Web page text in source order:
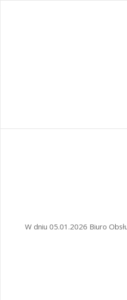
W dniu 05.01.2026 Biuro